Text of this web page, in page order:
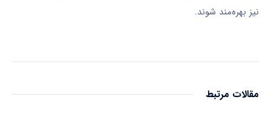
نیز بهره‌مند شوند.
مقالات مرتبط